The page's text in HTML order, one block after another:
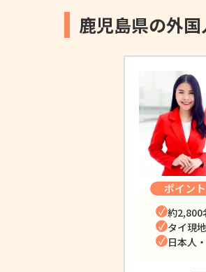
鹿児島県の外
ポイント
約2,800
タイ現
日本人